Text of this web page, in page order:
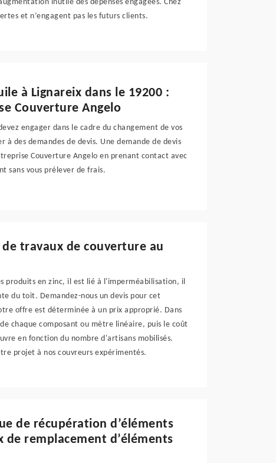
inutile des dépenses engagées. Chez
et n’engagent pas les futurs clients.
à Lignareix dans le 19200 :
Couverture Angelo
engager dans le cadre du changement de vos
des demandes de devis. Une demande de devis
Couverture Angelo en prenant contact avec
sans vous prélever de frais.
travaux de couverture au
produits en zinc, il est lié à l'imperméabilisation, il
du toit. Demandez-nous un devis pour cet
offre est déterminée à un prix approprié. Dans
chaque composant ou mètre linéaire, puis le coût
en fonction du nombre d'artisans mobilisés.
projet à nos couvreurs expérimentés.
de récupération d’éléments
remplacement d’éléments